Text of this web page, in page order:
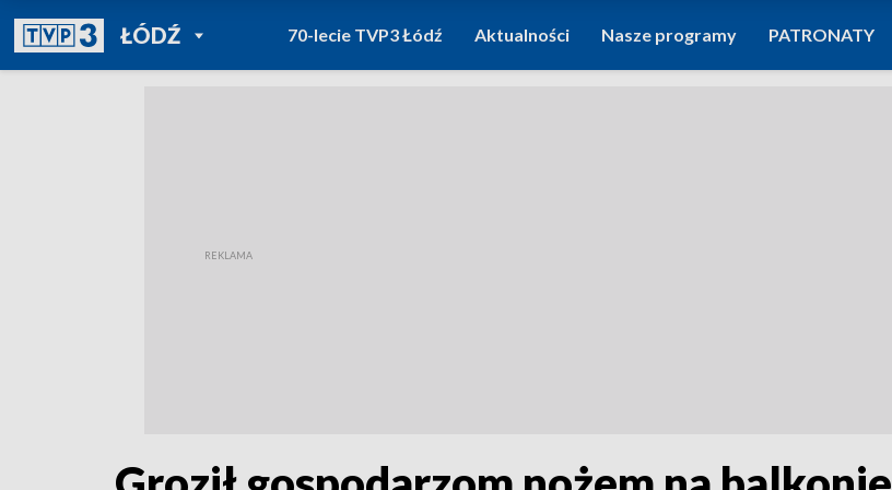
ŁÓDŹPOWRÓT DO
TVP REGIONY
70-lecie TVP3 Łódź Aktualności Nasze programy PATRONATY